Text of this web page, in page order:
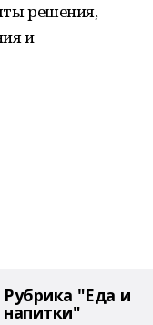
решения,
и
Рубрика "Еда и
напитки"